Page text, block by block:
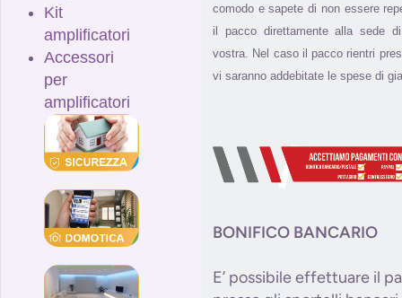
Kit
amplificatori
Accessori
per
amplificatori
comodo e sapete di non essere
il pacco direttamente alla sede
vostra. Nel caso il pacco rientri
vi saranno addebitate le spese di
BONIFICO BANCARIO
E’ possibile effettuare il